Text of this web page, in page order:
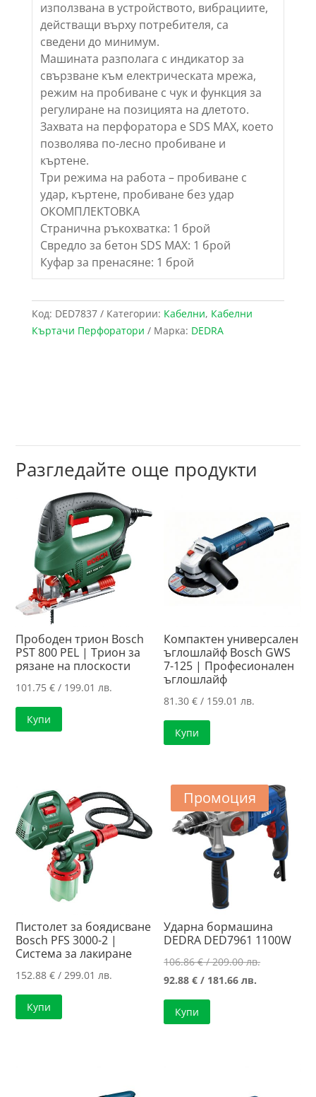
използвана в устройството, вибрациите,
действащи върху потребителя, са
сведени до минимум.
Машината разполага с индикатор за
свързване към електрическата мрежа,
режим на пробиване с чук и функция за
регулиране на позицията на длетото.
Захвата на перфоратора е SDS MAX, което
позволява по-лесно пробиване и
къртене.
Три режима на работа – пробиване с
удар, къртене, пробиване без удар
ОКОМПЛЕКТОВКА
Странична ръкохватка: 1 брой
Свредло за бетон SDS MAX: 1 брой
Куфар за пренасяне: 1 брой
Код: DED7837 Категории: Кабелни, Кабелни
Къртачи Перфоратори
Марка: DEDRA
Разгледайте още продукти
Прободен трион Bosch
PST 800 PEL | Трион за
рязане на плоскости
101.75€ / 199.01 лв.
Купи
Компактен универсален
ъглошлайф Bosch GWS
7-125 | Професионален
ъглошлайф
81.30€ / 159.01 лв.
Купи
Пистолет за боядисване
Bosch PFS 3000-2 |
Система за лакиране
152.88€ / 299.01 лв.
Купи
Промоция
Ударна бормашина
DEDRA DED7961 1100W
106.86€/ 209.00 лв.Original
92.88€ / 181.66 лв.
Купи